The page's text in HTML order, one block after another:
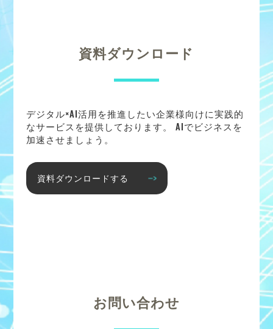
資料ダウンロード
デジタル×AI活用を推進したい企業様向けに実践的
なサービスを提供しております。 AIでビジネスを
加速させましょう。
資料ダウンロードする
お問い合わせ